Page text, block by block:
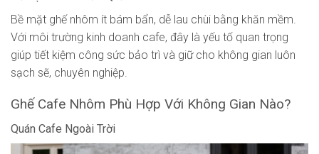
Bề mặt ghế nhôm ít bám bẩn, dễ lau chùi bằng khăn mềm.
Với môi trường kinh doanh cafe, đây là yếu tố quan trọng
giúp tiết kiệm công sức bảo trì và giữ cho không gian luôn
sạch sẽ, chuyên nghiệp.
Ghế Cafe Nhôm Phù Hợp Với Không Gian Nào?
Quán Cafe Ngoài Trời